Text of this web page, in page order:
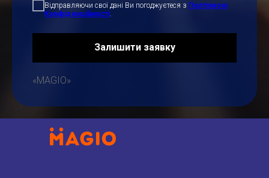
Відправляючи свої дані Ви погоджуєтеся з Політикою
Конфіденційності
Залишити заявку
«MAGIO»